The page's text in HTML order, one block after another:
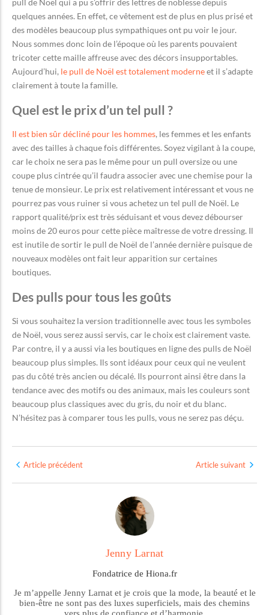
pull de Noël qui a pu s’offrir des lettres de noblesse depuis
quelques années. En effet, ce vêtement est de plus en plus prisé et
des modèles beaucoup plus sympathiques ont pu voir le jour.
Nous sommes donc loin de l’époque où les parents pouvaient
tricoter cette maille affreuse avec des décors insupportables.
Aujourd’hui, le pull de Noël est totalement moderneet il s’adapte
clairement à toute la famille.
Quel est le prix d’un tel pull ?
Il est bien sûr décliné pour les hommes, les femmes et les enfants
avec des tailles à chaque fois différentes. Soyez vigilant à la coupe,
car le choix ne sera pas le même pour un pull oversize ou une
coupe plus cintrée qu’il faudra associer avec une chemise pour la
tenue de monsieur. Le prix est relativement intéressant et vous ne
pourrez pas vous ruiner si vous achetez un tel pull de Noël. Le
rapport qualité/prix est très séduisant et vous devez débourser
moins de 20 euros pour cette pièce maîtresse de votre dressing. Il
est inutile de sortir le pull de Noël de l’année dernière puisque de
nouveaux modèles ont fait leur apparition sur certaines
boutiques.
Des pulls pour tous les goûts
Si vous souhaitez la version traditionnelle avec tous les symboles
de Noël, vous serez aussi servis, car le choix est clairement vaste.
Par contre, il y a aussi via les boutiques en ligne des pulls de Noël
beaucoup plus simples. Ils sont idéaux pour ceux qui ne veulent
pas du côté très ancien ou décalé. Ils pourront ainsi être dans la
tendance avec des motifs ou des animaux, mais les couleurs sont
beaucoup plus classiques avec du gris, du noir et du blanc.
N’hésitez pas à comparer tous les pulls, vous ne serez pas déçu.
Article précédent Article suivant
Jenny Larnat
Fondatrice de Hiona.fr
Je m’appelle Jenny Larnat et je crois que la mode, la beauté et le
bien-être ne sont pas des luxes superficiels, mais des chemins